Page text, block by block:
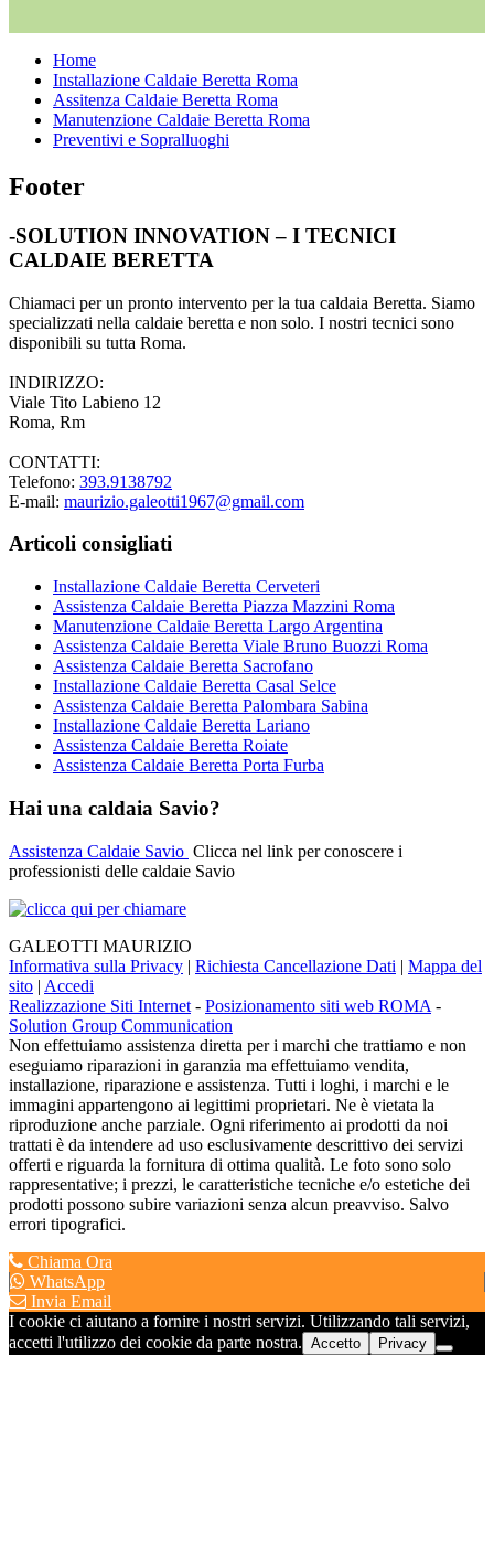
Home
Installazione Caldaie Beretta Roma
Assitenza Caldaie Beretta Roma
Manutenzione Caldaie Beretta Roma
Preventivi e Sopralluoghi
Footer
-SOLUTION INNOVATION – I TECNICI
CALDAIE BERETTA
Chiamaci per un pronto intervento per la tua caldaia Beretta. Siamo
specializzati nella caldaie beretta e non solo. I nostri tecnici sono
disponibili su tutta Roma.
INDIRIZZO:
Viale Tito Labieno 12
Roma, Rm
CONTATTI:
Telefono: 393.9138792
E-mail: maurizio.galeotti1967@gmail.com
Articoli consigliati
Installazione Caldaie Beretta Cerveteri
Assistenza Caldaie Beretta Piazza Mazzini Roma
Manutenzione Caldaie Beretta Largo Argentina
Assistenza Caldaie Beretta Viale Bruno Buozzi Roma
Assistenza Caldaie Beretta Sacrofano
Installazione Caldaie Beretta Casal Selce
Assistenza Caldaie Beretta Palombara Sabina
Installazione Caldaie Beretta Lariano
Assistenza Caldaie Beretta Roiate
Assistenza Caldaie Beretta Porta Furba
Hai una caldaia Savio?
Assistenza Caldaie Savio Clicca nel link per conoscere i
professionisti delle caldaie Savio
GALEOTTI MAURIZIO
Informativa sulla Privacy | Richiesta Cancellazione Dati | Mappa del
sito | Accedi
Realizzazione Siti Internet - Posizionamento siti web ROMA -
Solution Group Communication
Non effettuiamo assistenza diretta per i marchi che trattiamo e non
eseguiamo riparazioni in garanzia ma effettuiamo vendita,
installazione, riparazione e assistenza. Tutti i loghi, i marchi e le
immagini appartengono ai legittimi proprietari. Ne è vietata la
riproduzione anche parziale. Ogni riferimento ai prodotti da noi
trattati è da intendere ad uso esclusivamente descrittivo dei servizi
offerti e riguarda la fornitura di ottima qualità. Le foto sono solo
rappresentative; i prezzi, le caratteristiche tecniche e/o estetiche dei
prodotti possono subire variazioni senza alcun preavviso. Salvo
errori tipografici.
Chiama Ora
WhatsApp
Invia Email
I cookie ci aiutano a fornire i nostri servizi. Utilizzando tali servizi,
accetti l'utilizzo dei cookie da parte nostra. Accetto Privacy